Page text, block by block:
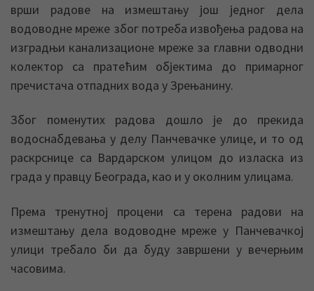
врши радове на измештању још једног дела
водоводне мреже због потреба извођења радова на
изградњи канализационе мреже за главни одводни
колектор са пратећим објектима до примарног
пречистача отпадних вода у Зрењанину.
Због поменутих радова дошло је до прекида
водоснабдевања у делу Панчевачке улице, и то од
раскрснице са Вардарском улицом до изласка из
града у правцу Београда, као и у околним улицама.
Према тренутној процени са терена радови на
измештању дела водоводне мреже у Панчевачкој
улици требало би да буду завршени у вечерњим
часовима.